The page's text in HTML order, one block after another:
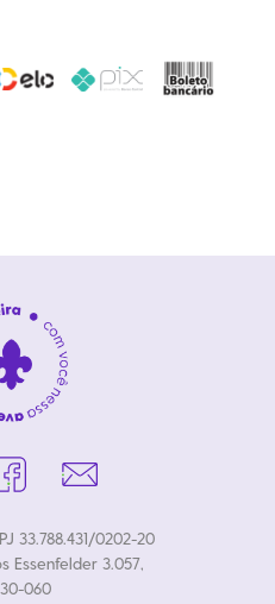
33.788.431/0202-20
Essenfelder 3.057,
060